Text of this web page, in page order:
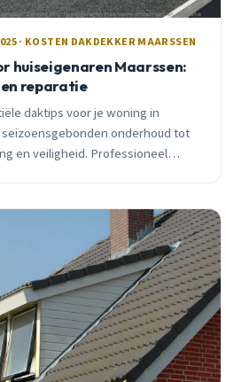
· KOSTEN DAKDEKKER MAARSSEN
huiseigenaren Maarssen:
reparatie
daktips voor je woning in
seizoensgebonden onderhoud tot
en veiligheid. Professioneel